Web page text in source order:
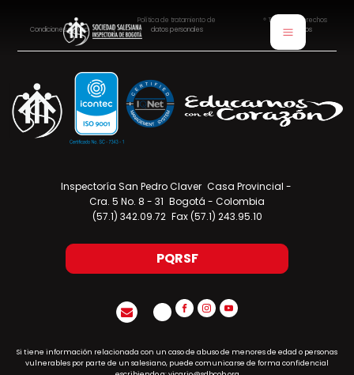
Condiciones de uso
Política de tratamiento de
datos personales
® Todos los derechos
reservados
Inspectoría San Pedro Claver Casa Provincial -
Cra. 5 No. 8 - 31 Bogotá - Colombia
(57.1) 342.09.72 Fax (57.1) 243.95.10
PQRSF
Si tiene información relacionada con un caso de abuso de menores de edad o personas
vulnerables por parte de un salesiano, puede comunicarse de forma confidencial